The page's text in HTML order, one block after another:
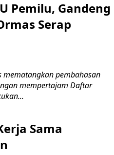
Pemilu, Gandeng
Serap
mematangkan pembahasan
mempertajam Daftar
Sama